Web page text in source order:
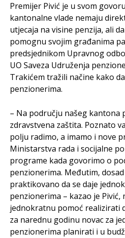
Premijer Pivić je u svom
kantonalne vlade nemaju
utjecaja na visine penzija, ali
pomognu svojim građanima
predsjednikom Upravnog
UO Saveza Udruženja
Trakićem tražili načine kako
penzionerima.
– Na području našeg kantona
zdravstvena zaštita. Poznato
polju radimo, a imamo i nove
Ministarstva rada i socijalne
programe kada govorimo o
penzionerima. Međutim,
praktikovano da se daje
penzionerima – kazao je Pivić,
jednokratnu pomoć realizirati
za narednu godinu novac za
penzionerima planirati i u